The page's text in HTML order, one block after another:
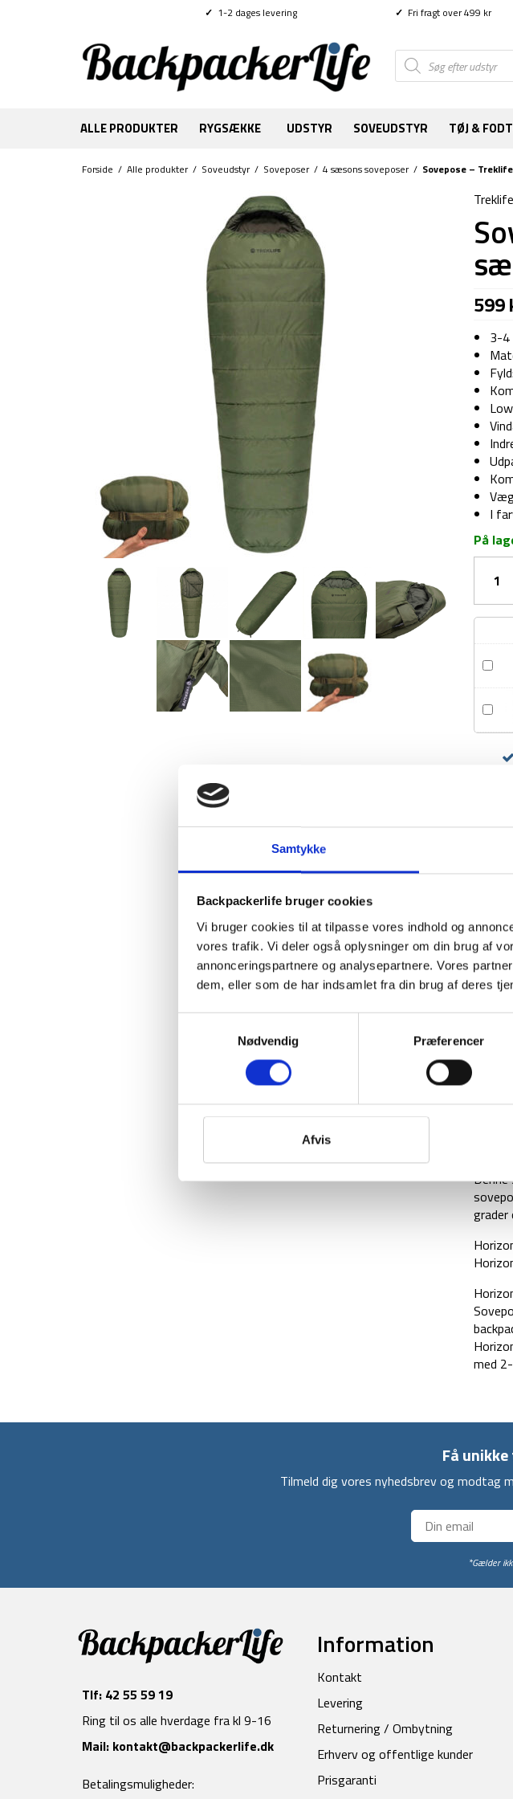
Samtykke
Backpackerlife bruger cookies
Vi bruger cookies til at tilpasse vores indhold og
vores trafik. Vi deler også oplysninger om din brug af
annonceringspartnere og analysepartnere. Vores
dem, eller som de har indsamlet fra din brug af deres
Nødvendig
Præferencer
Afvis
✓ 1-2 dages levering ✓ Fri fragt over 499 kr
Products
search
ALLE PRODUKTER RYGSÆKKE UDSTYR SOVEUDSTYR TØJ &
Forside / Alle produkter/ Soveudstyr/ Soveposer/ 4 sæsons soveposer/ Sovepose –
Treklife
599
3-4
I
På
-
Grøn
-
Fleece
-
-
grader
med
Få
Tilmeld dig vores nyhedsbrev og modtag
*Gælder
Tlf: 42 55 59 19
Ring til os alle hverdage fra kl 9-16
Mail: kontakt@backpackerlife.dk
Betalingsmuligheder:
Information
Kontakt
Levering
Returnering / Ombytning
Erhverv og offentlige kunder
Prisgaranti